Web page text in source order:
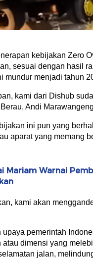
kebijakan Zero
sesuai dengan hasil
mundur menjadi tahun
kami dari Dishub
Andi
ini pun yang
aparat yang memang
Mariam Warnai
kami akan
pemerintah
atau dimensi yang
jalan,